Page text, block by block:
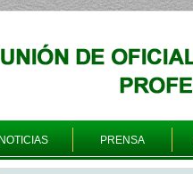
NOTICIAS PRENSA